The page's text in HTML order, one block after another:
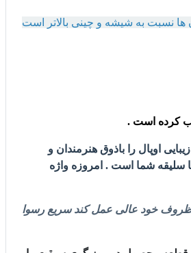
ها نسبت به شیشه و چینی بالاتر است
کرده است .
اوپال را باذوق هنرمندان و
سلیقه شما است . امروزه واژه
ظروف خود عالی عمل کند سریع رسوا